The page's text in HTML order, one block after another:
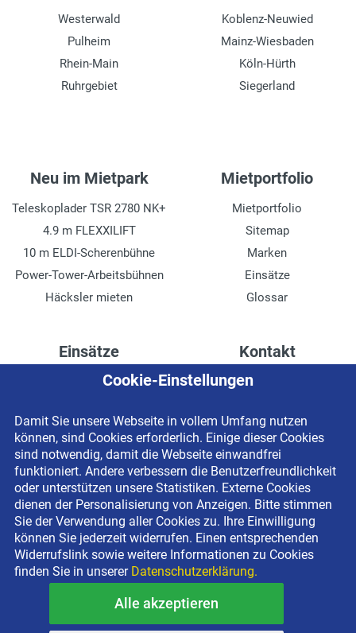
Westerwald
Pulheim
Rhein-Main
Ruhrgebiet
Koblenz-Neuwied
Mainz-Wiesbaden
Köln-Hürth
Siegerland
Neu im Mietpark
Teleskoplader TSR 2780 NK+
4.9 m FLEXXILIFT
10 m ELDI-Scherenbühne
Power-Tower-Arbeitsbühnen
Häcksler mieten
Mietportfolio
Mietportfolio
Sitemap
Marken
Einsätze
Glossar
Einsätze
Höhenzugang für
Drainage verlegen
Fassadenreinigung
Terrasse anlegen
Ladenbau
Kontakt
Kontaktformular
Impressum
Datenschutzerklärung
Newsletter-Anmeldung
Copyright © 2026 BEYER-Mietservice KG All rights reserved |
Kostenlose Miethotline 0800 092 99 70
Cookie-Einstellungen
Damit Sie unsere Webseite in vollem Umfang nutzen
können, sind Cookies erforderlich. Einige dieser Cookies
sind notwendig, damit die Webseite einwandfrei
funktioniert. Andere verbessern die Benutzerfreundlichkeit
oder unterstützen unsere Statistiken. Externe Cookies
dienen der Personalisierung von Anzeigen. Bitte stimmen
Sie der Verwendung aller Cookies zu. Ihre Einwilligung
können Sie jederzeit widerrufen. Einen entsprechenden
Widerrufslink sowie weitere Informationen zu Cookies
finden Sie in unserer Datenschutzerklärung.
Alle akzeptieren